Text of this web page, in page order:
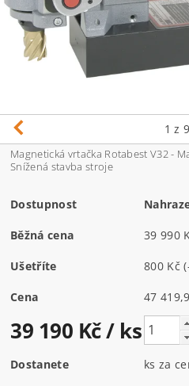
1 z 9
Magnetická vrtačka Rotabest V32 -
Snížená stavba stroje
Dostupnost
Běžná cena 39 990
Ušetříte 800 Kč
Cena
39 190 Kč/ ks
Dostanete ks za